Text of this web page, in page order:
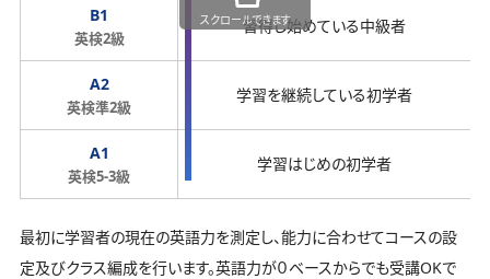
B1
英検2級
習得し始めている中級者
A2
英検準2級
学習を継続している初学者
A1
英検5-3級
学習はじめの初学者
スクロールできます
最初に学習者の現在の英語力を測定し、能力に合わせてコースの設
定及びクラス編成を行います。英語力が０ベースからでも受講OKで